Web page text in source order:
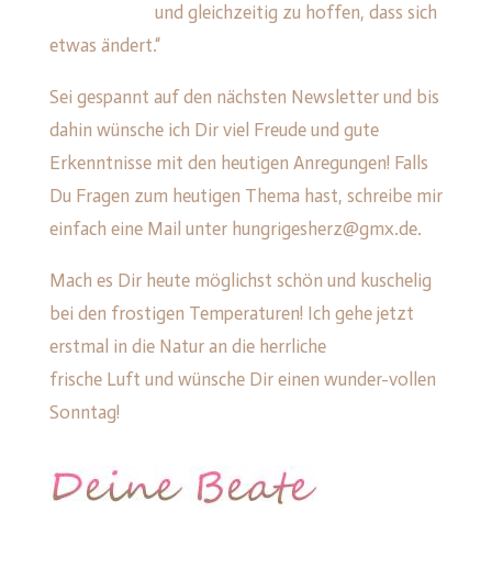
und gleichzeitig zu hoffen, dass sich
etwas ändert.“
Sei gespannt auf den nächsten Newsletter und bis
dahin wünsche ich Dir viel Freude und gute
Erkenntnisse mit den heutigen Anregungen! Falls
Du Fragen zum heutigen Thema hast, schreibe mir
einfach eine Mail unter hungrigesherz@gmx.de.
Mach es Dir heute möglichst schön und kuschelig
bei den frostigen Temperaturen! Ich gehe jetzt
erstmal in die Natur an die herrliche
frische Luft und wünsche Dir einen wunder-vollen
Sonntag!